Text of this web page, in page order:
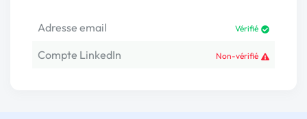
Adresse email Vérifié
Compte LinkedIn Non-vérifié